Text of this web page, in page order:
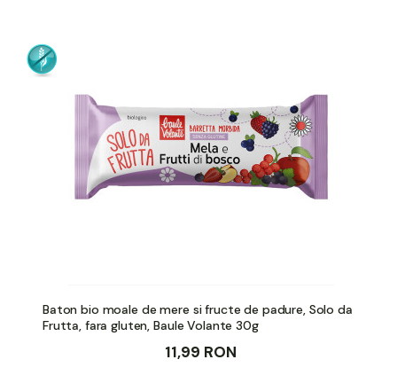
Baton bio moale de mere si fructe de padure, Solo da
Frutta, fara gluten, Baule Volante 30g
11,99 RON